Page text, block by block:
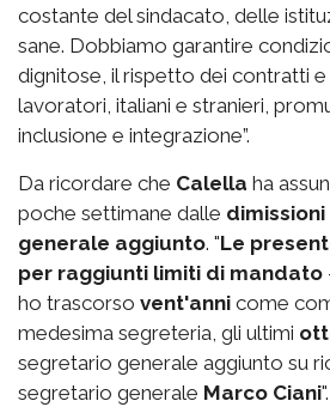
costante del sindacato, delle
sane. Dobbiamo garantire
dignitose, il rispetto dei contratti e
lavoratori, italiani e stranieri,
inclusione e integrazione”.
Da ricordare che Calella ha
poche settimane dalle
generale aggiunto. "Le
per raggiunti limiti di mandato
ho trascorso vent'anni come
medesima segreteria, gli ultimi
segretario generale aggiunto su
segretario generale Marco Ciani".